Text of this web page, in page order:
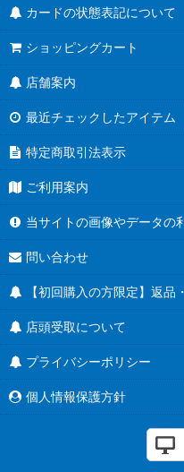
カードの状態表記について
ショッピングカート
店舗案内
最近チェックしたアイテム
特定商取引法表示
ご利用案内
当サイトの画像やデータの
問い合わせ
【初回購入の方限定】返品
店頭受取について
プライバシーポリシー
個人情報保護方針